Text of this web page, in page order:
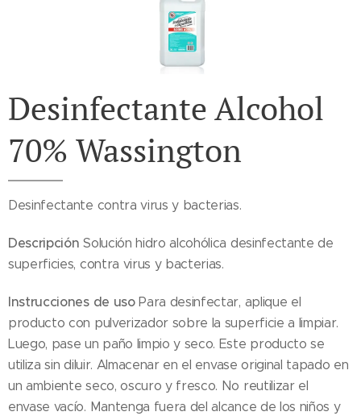
Desinfectante Alcohol
70% Wassington
Desinfectante contra virus y bacterias.
DescripciónSolución hidro alcohólica desinfectante de
superficies, contra virus y bacterias.
Instrucciones de usoPara desinfectar, aplique el
producto con pulverizador sobre la superficie a limpiar.
Luego, pase un paño limpio y seco. Este producto se
utiliza sin diluir. Almacenar en el envase original tapado en
un ambiente seco, oscuro y fresco. No reutilizar el
envase vacío. Mantenga fuera del alcance de los niños y